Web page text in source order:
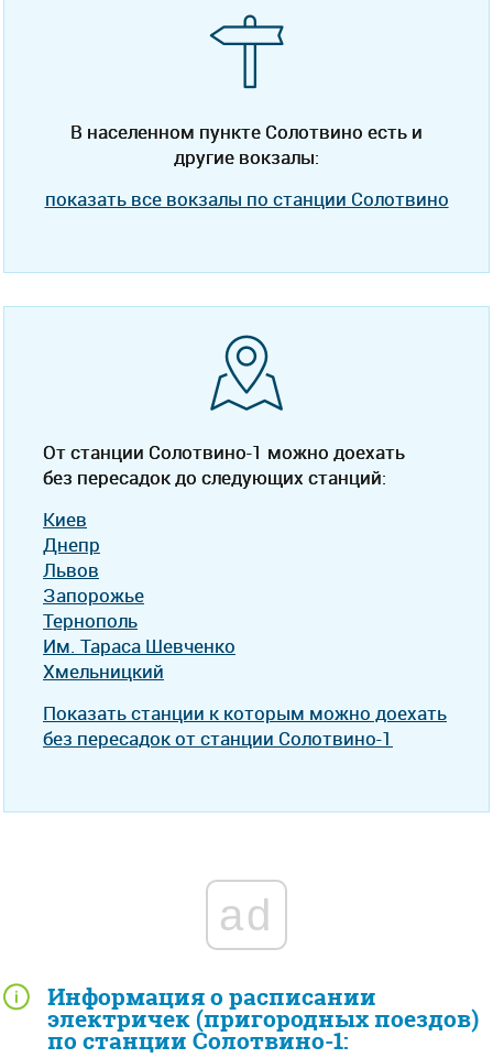
Информация о расписании
электричек (пригородных поездов)
по станции Солотвино-1:
В населенном пункте Солотвино есть и
другие вокзалы:
показать все вокзалы по станции Солотвино
От станции Солотвино-1 можно доехать
без пересадок до следующих станций:
Киев
Днепр
Львов
Запорожье
Тернополь
Им. Тараса Шевченко
Хмельницкий
Показать станции к которым можно доехать
без пересадок от станции Солотвино-1
ad